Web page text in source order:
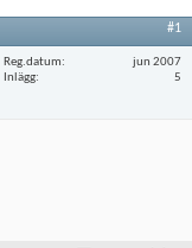
#1
Reg.datum
jun 2007
Inlägg
5